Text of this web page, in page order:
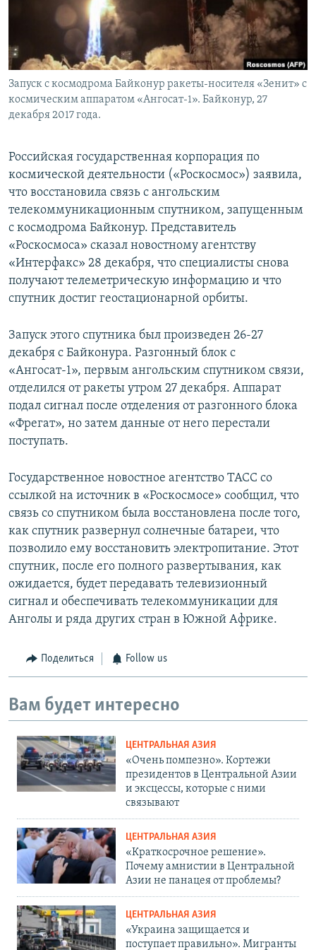
Запуск с космодрома Байконур ракеты-носителя «Зенит» с
космическим аппаратом «Ангосат-1». Байконур, 27
декабря 2017 года.
Российская государственная корпорация по
космической деятельности («Роскосмос») заявила,
что восстановила связь с ангольским
телекоммуникационным спутником, запущенным
с космодрома Байконур. Представитель
«Роскосмоса» сказал новостному агентству
«Интерфакс» 28 декабря, что специалисты снова
получают телеметрическую информацию и что
спутник достиг геостационарной орбиты.
Запуск этого спутника был произведен 26-27
декабря с Байконура. Разгонный блок с
«Ангосат-1», первым ангольским спутником связи,
отделился от ракеты утром 27 декабря. Аппарат
подал сигнал после отделения от разгонного блока
«Фрегат», но затем данные от него перестали
поступать.
Государственное новостное агентство ТАСС со
ссылкой на источник в «Роскосмосе» сообщил, что
связь со спутником была восстановлена после того,
как спутник развернул солнечные батареи, что
позволило ему восстановить электропитание. Этот
спутник, после его полного развертывания, как
ожидается, будет передавать телевизионный
сигнал и обеспечивать телекоммуникации для
Анголы и ряда других стран в Южной Африке.
Поделиться Follow us
Вам будет интересно
ЦЕНТРАЛЬНАЯ АЗИЯ
«Очень помпезно». Кортежи
президентов в Центральной Азии
и эксцессы, которые с ними
связывают
ЦЕНТРАЛЬНАЯ АЗИЯ
«Краткосрочное решение».
Почему амнистии в Центральной
Азии не панацея от проблемы?
ЦЕНТРАЛЬНАЯ АЗИЯ
«Украина защищается и
поступает правильно». Мигранты